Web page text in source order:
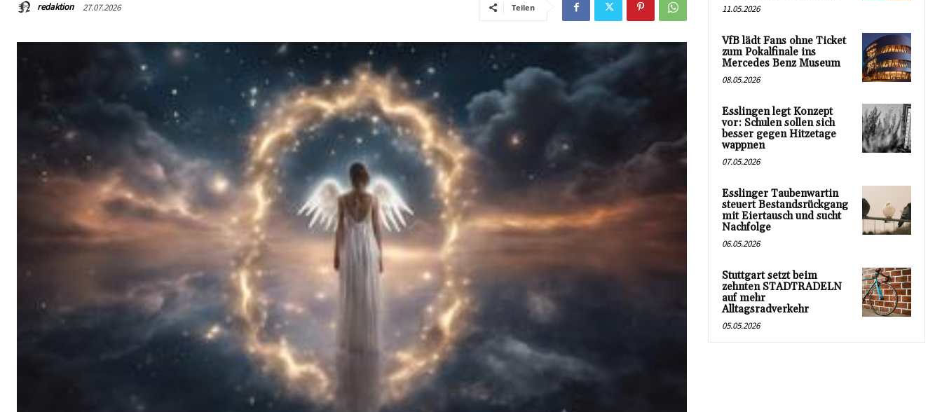
redaktion 27.07.2026 Teilen 11.05.2026
VfB lädt Fans ohne Ticket
zum Pokalfinale ins
Mercedes Benz Museum
08.05.2026
Esslingen legt Konzept
vor: Schulen sollen sich
besser gegen Hitzetage
wappnen
07.05.2026
Esslinger Taubenwartin
steuert Bestandsrückgang
mit Eiertausch und sucht
Nachfolge
06.05.2026
Stuttgart setzt beim
zehnten STADTRADELN
auf mehr
Alltagsradverkehr
05.05.2026